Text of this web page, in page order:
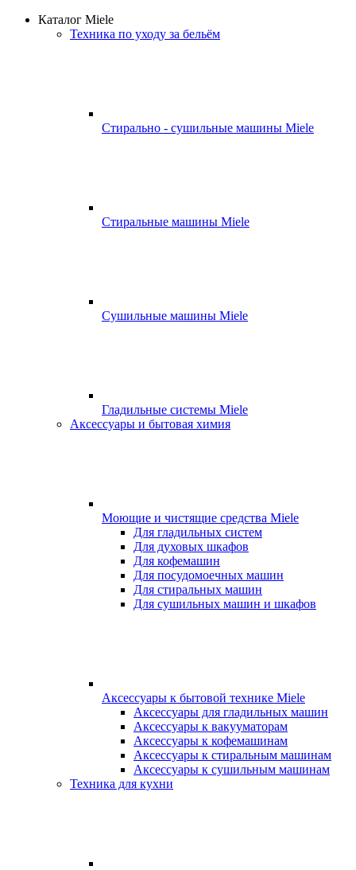
Каталог Miele
Техника по уходу за бельём
Стирально - сушильные машины Miele
Стиральные машины Miele
Сушильные машины Miele
Гладильные системы Miele
Аксессуары и бытовая химия
Моющие и чистящие средства Miele
Для гладильных систем
Для духовых шкафов
Для кофемашин
Для посудомоечных машин
Для стиральных машин
Для сушильных машин и шкафов
Аксессуары к бытовой технике Miele
Аксессуары для гладильных машин
Аксессуары к вакууматорам
Аксессуары к кофемашинам
Аксессуары к стиральным машинам
Аксессуары к сушильным машинам
Техника для кухни